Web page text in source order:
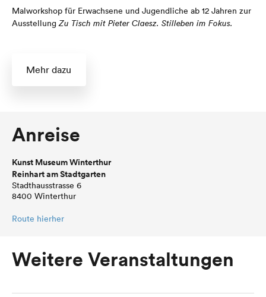
Malworkshop für Erwachsene und Jugendliche ab 12 Jahren zur
AusstellungZu Tisch mit Pieter Claesz. Stilleben im Fokus.
Mehr dazu
Anreise
Kunst Museum Winterthur
Reinhart am Stadtgarten
Stadthausstrasse 6
8400 Winterthur
Route hierher
Weitere Veranstaltungen